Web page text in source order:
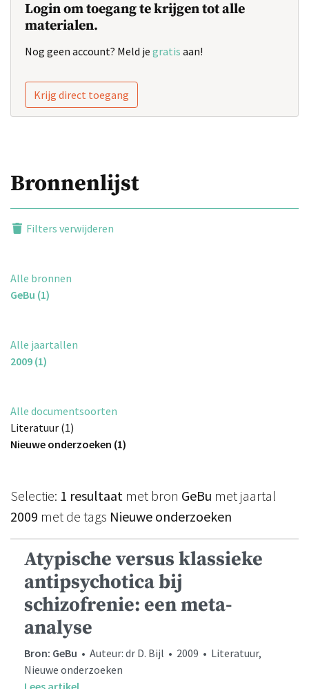
Login om toegang te krijgen tot alle
materialen.
Nog geen account? Meld je gratis aan!
Krijg direct toegang
Bronnenlijst
Filters verwijderen
Alle bronnen
GeBu (1)
Alle jaartallen
2009 (1)
Alle documentsoorten
Literatuur (1)
Nieuwe onderzoeken (1)
Selectie: 1 resultaat met bron GeBu met jaartal
2009 met de tags Nieuwe onderzoeken
Atypische versus klassieke
antipsychotica bij
schizofrenie: een meta-
analyse
Bron: GeBu • Auteur: dr D. Bijl • 2009 • Literatuur,
Nieuwe onderzoeken